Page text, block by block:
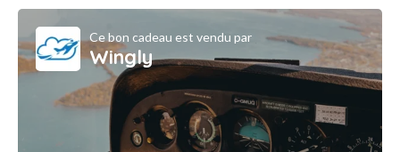
Ce bon cadeau est vendu par
Wingly